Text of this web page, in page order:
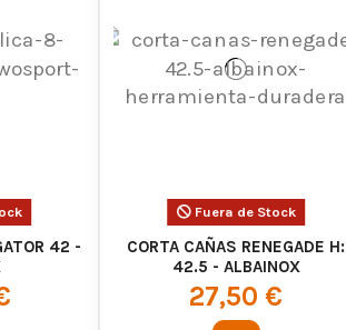
42 -
Fuera de Stock
CORTA CAÑAS RENEGADE H:
42.5 - ALBAINOX
27,50 €